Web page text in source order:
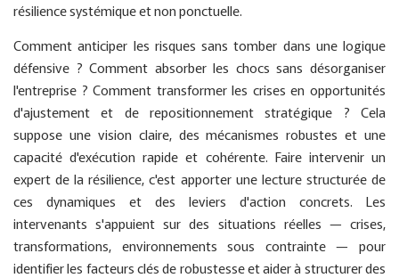
résilience systémique et non ponctuelle.
Comment anticiper les risques sans tomber dans une logique
défensive ? Comment absorber les chocs sans désorganiser
l'entreprise ? Comment transformer les crises en opportunités
d'ajustement et de repositionnement stratégique ? Cela
suppose une vision claire, des mécanismes robustes et une
capacité d'exécution rapide et cohérente. Faire intervenir un
expert de la résilience, c'est apporter une lecture structurée de
ces dynamiques et des leviers d'action concrets. Les
intervenants s'appuient sur des situations réelles — crises,
transformations, environnements sous contrainte — pour
identifier les facteurs clés de robustesse et aider à structurer des